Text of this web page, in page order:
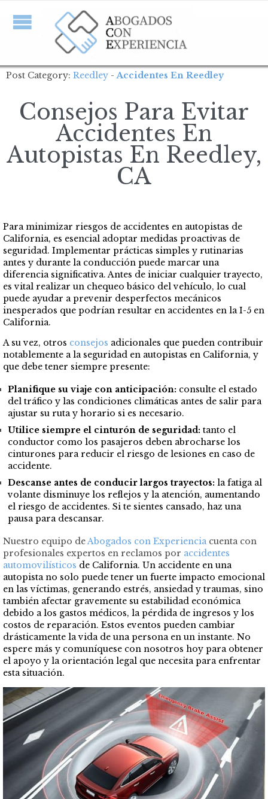
Post Category: Reedley -Accidentes En Reedley
Consejos Para Evitar
Accidentes En
Autopistas En Reedley,
CA
Para minimizar riesgos de accidentes en autopistas de
California, es esencial adoptar medidas proactivas de
seguridad. Implementar prácticas simples y rutinarias
antes y durante la conducción puede marcar una
diferencia significativa. Antes de iniciar cualquier trayecto,
es vital realizar un chequeo básico del vehículo, lo cual
puede ayudar a prevenir desperfectos mecánicos
inesperados que podrían resultar en accidentes en la I-5 en
California.
A su vez, otros consejos adicionales que pueden contribuir
notablemente a la seguridad en autopistas en California, y
que debe tener siempre presente:
Planifique su viaje con anticipación: consulte el estado
del tráfico y las condiciones climáticas antes de salir para
ajustar su ruta y horario si es necesario.
Utilice siempre el cinturón de seguridad: tanto el
conductor como los pasajeros deben abrocharse los
cinturones para reducir el riesgo de lesiones en caso de
accidente.
Descanse antes de conducir largos trayectos: la fatiga al
volante disminuye los reflejos y la atención, aumentando
el riesgo de accidentes. Si te sientes cansado, haz una
pausa para descansar.
Nuestro equipo deAbogados con Experienciacuenta con
profesionales expertos en reclamos por accidentes
automovilísticos de California. Un accidente en una
autopista no solo puede tener un fuerte impacto emocional
en las víctimas, generando estrés, ansiedad y traumas, sino
también afectar gravemente su estabilidad económica
debido a los gastos médicos, la pérdida de ingresos y los
costos de reparación. Estos eventos pueden cambiar
drásticamente la vida de una persona en un instante. No
espere más y comuníquese con nosotros hoy para obtener
el apoyo y la orientación legal que necesita para enfrentar
esta situación.